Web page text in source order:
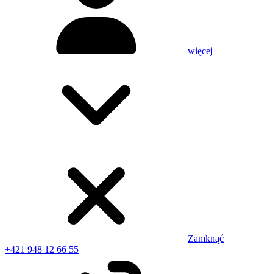
więcej
Zamknąć
+421 948 12 66 55